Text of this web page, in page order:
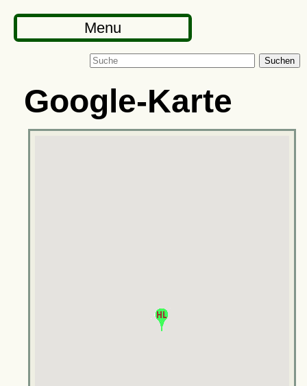
Menu
Suchen
Google-Karte